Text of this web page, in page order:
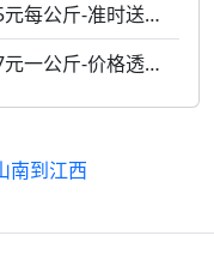
重庆到景德镇货运公司-运费0.45元每公斤-准时送达
海口到景德镇物流公司-运费0.47元一公斤-价格透明
南到江西